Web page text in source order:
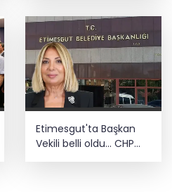
Etimesgut'ta Başkan
Vekili belli oldu... CHP